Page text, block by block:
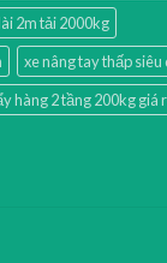
2m tải 2000kg
xe nâng tay thấp
hàng 2 tầng 200kg giá